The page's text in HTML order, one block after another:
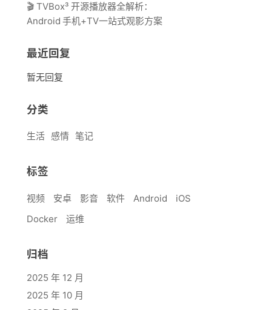
🎬 TVBox³ 开源播放器全解析：
Android 手机+TV一站式观影方案
最近回复
暂无回复
分类
生活 感情 笔记
标签
视频 安卓 影音 软件 Android
iOS
Docker
运维
归档
2025 年 12 月
2025 年 10 月